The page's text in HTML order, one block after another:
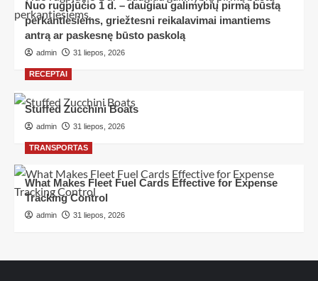
Nuo rugpjūčio 1 d. – daugiau galimybių pirmą būstą
perkantiesiems, griežtesni reikalavimai imantiems
antrą ar paskesnę būsto paskolą
admin 31 liepos, 2026
RECEPTAI
Stuffed Zucchini Boats
admin 31 liepos, 2026
TRANSPORTAS
What Makes Fleet Fuel Cards Effective for Expense
Tracking Control
admin 31 liepos, 2026